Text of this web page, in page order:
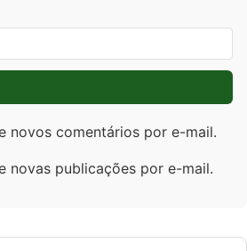
novos comentários por e-mail.
novas publicações por e-mail.